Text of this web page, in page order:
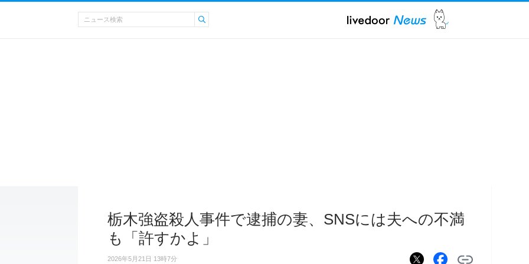
栃木強盗殺人事件で逮捕の妻、SNSには夫への不満
も「許すかよ」
2026年5月21日 13時7分